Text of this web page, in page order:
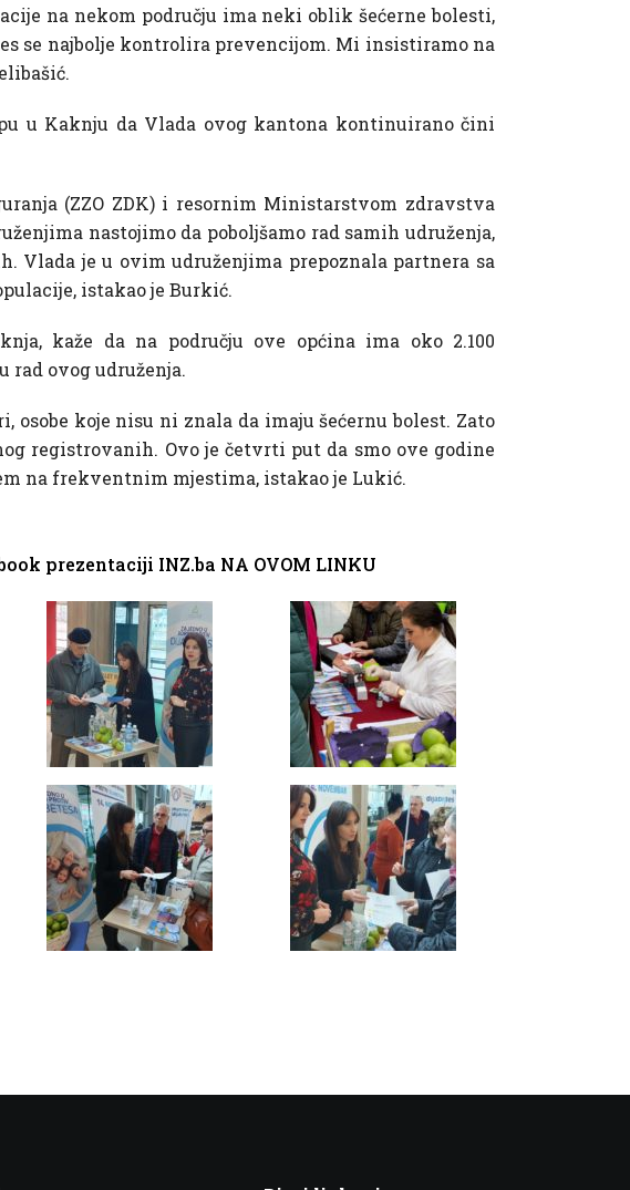
na nekom području ima neki oblik šećerne bolesti,
se najbolje kontrolira prevencijom. Mi insistiramo na
u Kaknju da Vlada ovog kantona kontinuirano čini
(ZZO ZDK) i resornim Ministarstvom zdravstva
nastojimo da poboljšamo rad samih udruženja,
je u ovim udruženjima prepoznala partnera sa
istakao je Burkić.
kaže da na području ove općina ima oko 2.100
ovog udruženja.
koje nisu ni znala da imaju šećernu bolest. Zato
registrovanih. Ovo je četvrti put da smo ove godine
na frekventnim mjestima, istakao je Lukić.
prezentaciji INZ.ba NA OVOM LINKU